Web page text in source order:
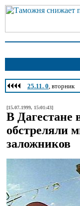
25.11. 0, вторник
[15.07.1999, 15:01:43]
В Дагестане
обстреляли
заложников